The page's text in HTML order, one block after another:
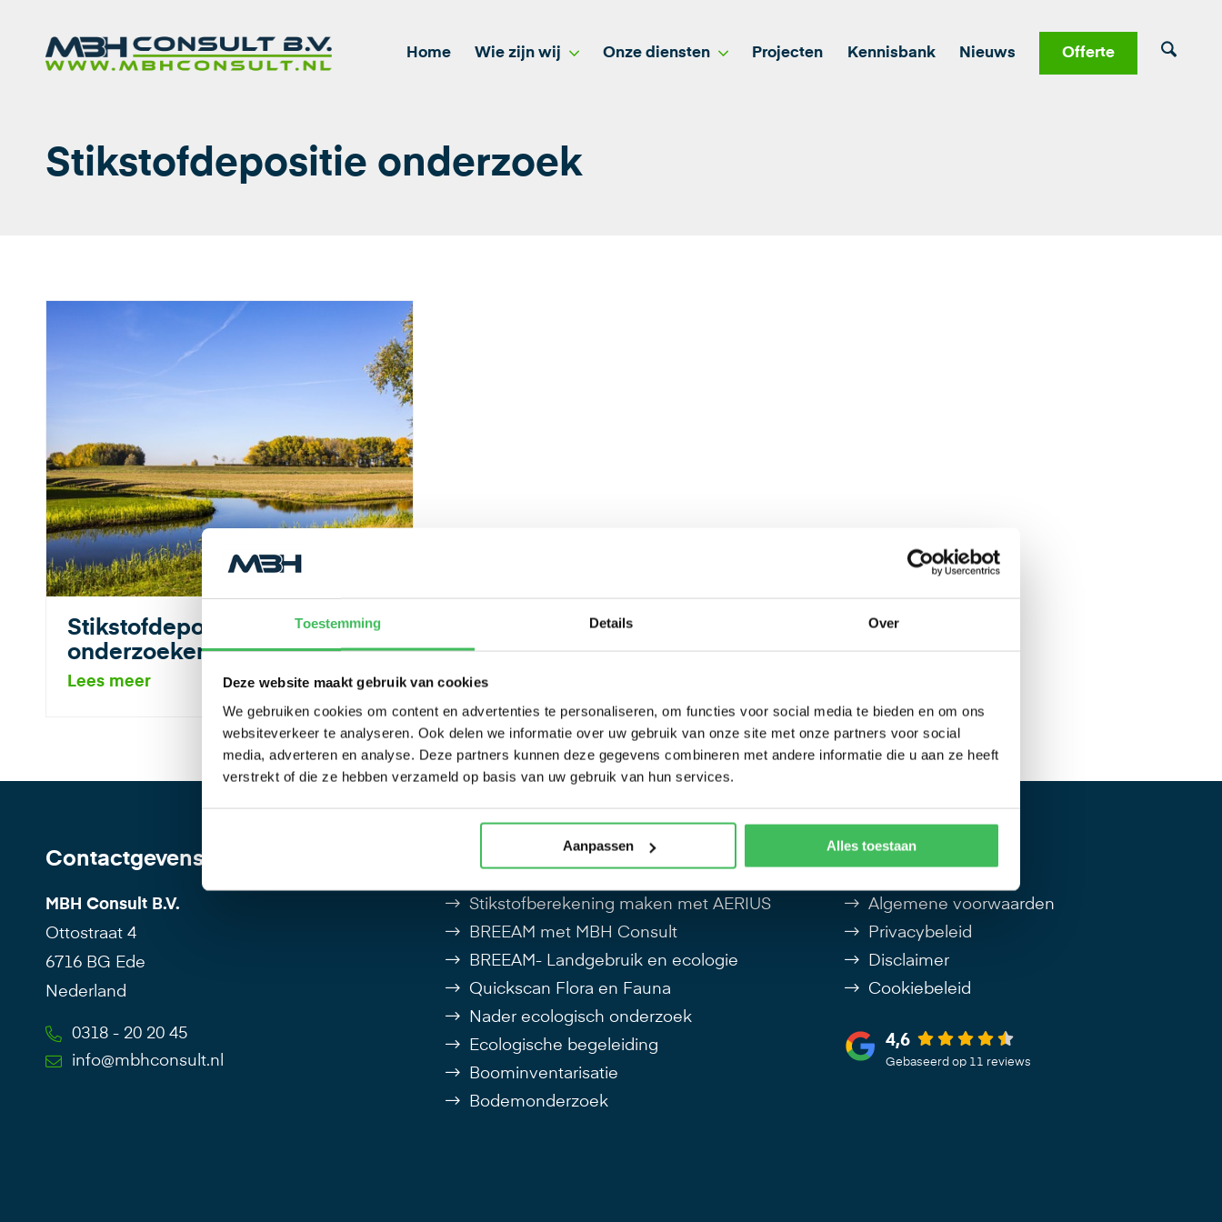
Toestemming Details Over
Deze website maakt gebruik van cookies
We gebruiken cookies om content en advertenties te personaliseren, om functies voor social media te bieden en om ons
websiteverkeer te analyseren. Ook delen we informatie over uw gebruik van onze site met onze partners voor social
media, adverteren en analyse. Deze partners kunnen deze gegevens combineren met andere informatie die u aan ze heeft
verstrekt of die ze hebben verzameld op basis van uw gebruik van hun services.
Aanpassen Alles toestaan
Home Wie zijn wij Onze diensten Projecten Kennisbank Nieuws Offerte
Stikstofdepositie onderzoek
Stikstofdepositie
onderzoeken
Lees meer
Contactgevens
MBH Consult B.V.
Ottostraat 4
6716 BG Ede
Nederland
0318 - 20 20 45
info@mbhconsult.nl
Stikstofberekening maken met AERIUS
BREEAM met MBH Consult
BREEAM- Landgebruik en ecologie
Quickscan Flora en Fauna
Nader ecologisch onderzoek
Ecologische begeleiding
Boominventarisatie
Bodemonderzoek
Algemene voorwaarden
Privacybeleid
Disclaimer
Cookiebeleid
4,6
Gebaseerd op 11 reviews